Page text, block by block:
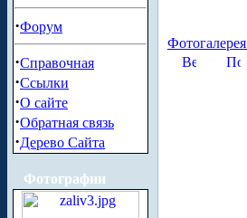
·Форум
·Справочная
·Ссылки
·О сайте
·Обратная связь
·Дерево Сайта
Фотографии